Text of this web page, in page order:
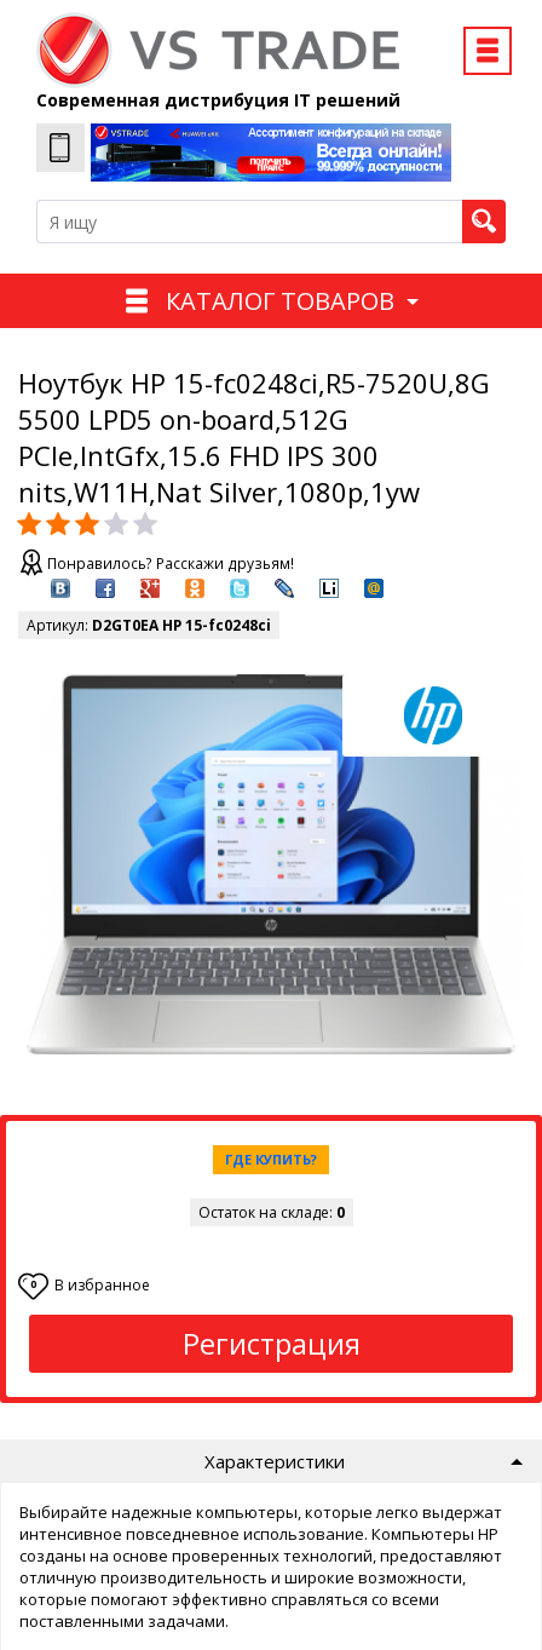
Современная дистрибуция IT решений
КАТАЛОГ ТОВАРОВ
Ноутбук HP 15-fc0248ci,R5-7520U,8G
5500 LPD5 on-board,512G
PCIe,IntGfx,15.6 FHD IPS 300
nits,W11H,Nat Silver,1080p,1yw
Понравилось? Расскажи друзьям!
Артикул: D2GT0EA HP 15-fc0248ci
ГДЕ КУПИТЬ?
Остаток на складе: 0
0 В избранное
Регистрация
Характеристики
Выбирайте надежные компьютеры, которые легко выдержат
интенсивное повседневное использование. Компьютеры HP
созданы на основе проверенных технологий, предоставляют
отличную производительность и широкие возможности,
которые помогают эффективно справляться со всеми
поставленными задачами.